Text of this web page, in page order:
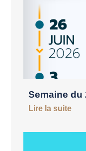
Semaine du
Lire la suite